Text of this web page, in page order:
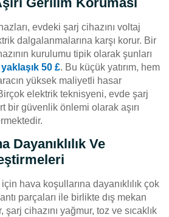
evdeki şarj cihazını voltaj
dalgalanmalarına karşı korur. Bir
kurulumu tipik olarak şunları
50 £. Bu küçük yatırım, hem
yüksek maliyetli hasar
elektrik teknisyeni, evde şarj
bir güvenlik önlemi olarak aşırı
Dayanıklılık Ve
hava koşullarına dayanıklılık çok
parçaları ile birlikte dış mekan
şarj cihazını yağmur, toz ve sıcaklık